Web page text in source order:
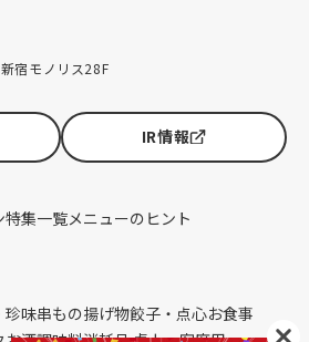
宿モノリス28F
IR情報
特集一覧メニューのヒント
珍味串もの揚げ物餃子・点心お食事